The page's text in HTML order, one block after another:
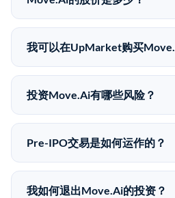
Move.Ai没有公开股价，因为它
已知股价来自其最近一轮融资。
不同。
我可以在UpMarket购买
可以。合格投资者可以通过填写
upmarket.co创建账户来表达对
50,000美元。UpMarket是
自2019年以来已经纪超过5亿美
投资Move.Ai有哪些风险？
Pre-IPO投资存在重大风险。
意味着没有公开市场可以快速出
好可能全部损失的准备。私有公
间可能大幅波动。投资者应在投
Pre-IPO交易是如何运作的？
在Pre-IPO交易中，合格投资者
股东（如员工、早期投资者或其
我如何退出Move.Ai的投资？